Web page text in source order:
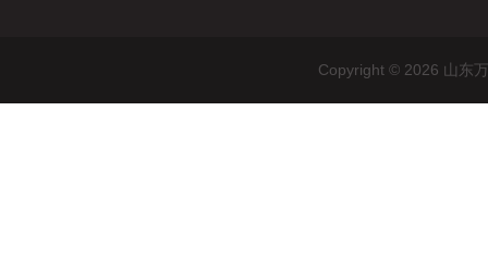
Copyright © 2026 山东